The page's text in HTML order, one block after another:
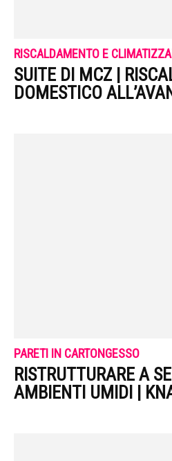
RISCALDAMENTO E
SUITE DI MCZ |
DOMESTICO
PARETI IN CARTONGESSO
RISTRUTTURARE A
AMBIENTI UMIDI |